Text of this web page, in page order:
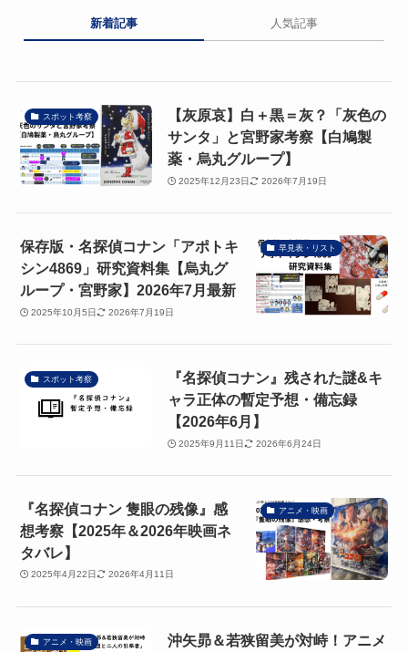
新着記事 人気記事
スポット考察
【灰原哀】白＋黒＝灰？「灰色の
サンタ」と宮野家考察【白鳩製
薬・烏丸グループ】
2025年12月23日 2026年7月19日
早見表・リスト
保存版・名探偵コナン「アポトキ
シン4869」研究資料集【烏丸グ
ループ・宮野家】2026年7月最新
2025年10月5日 2026年7月19日
スポット考察
『名探偵コナン』残された謎&キ
ャラ正体の暫定予想・備忘録
【2026年6月】
2025年9月11日 2026年6月24日
アニメ・映画
『名探偵コナン 隻眼の残像』感
想考察【2025年＆2026年映画ネ
タバレ】
2025年4月22日 2026年4月11日
アニメ・映画
沖矢昴＆若狭留美が対峙！アニメ